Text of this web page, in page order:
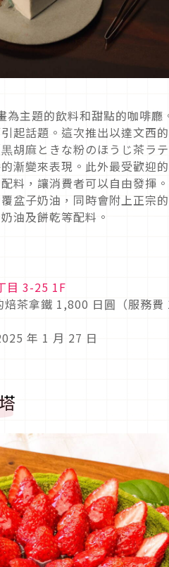
主題的飲料和甜點的咖啡廳
起話題。這次推出以達文西
胡麻ときな粉のほうじ茶ラ
漸變來表現。此外最受歡迎
料，讓消費者可以自由發揮
盆子奶油，同時會附上正宗
油及餅乾等配料。
目 3-25 1F
茶拿鐵 1,800 日圓（服務
年 1 月 27 日